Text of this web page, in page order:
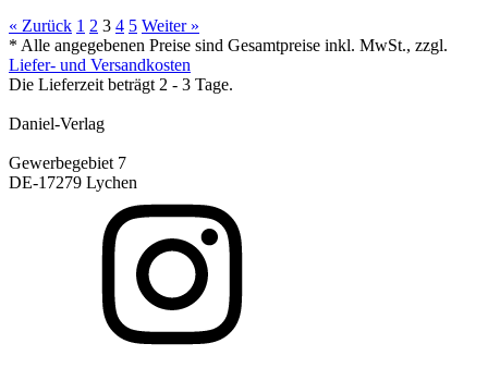
« Zurück 1 2 3 4 5 Weiter »
* Alle angegebenen Preise sind Gesamtpreise inkl. MwSt., zzgl.
Liefer- und Versandkosten
Die Lieferzeit beträgt 2 - 3 Tage.
Daniel-Verlag
Gewerbegebiet 7
DE-17279 Lychen